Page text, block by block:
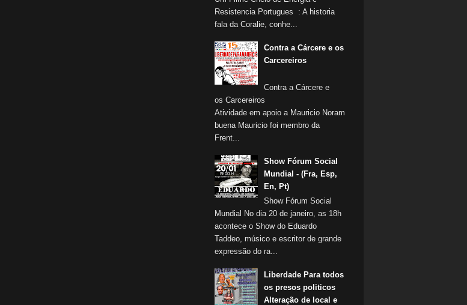
Resistencia Portugues : A historia
fala da Coralie, conhe...
Contra a Cárcere e os
Carcereiros
Contra a Cárcere e
os Carcereiros
Atividade em apoio a Mauricio Noram
buena Mauricio foi membro da
Frent...
Show Fórum Social
Mundial - (Fra, Esp,
En, Pt)
Show Fórum Social
Mundial No dia 20 de janeiro, as 18h
acontece o Show do Eduardo
Taddeo, músico e escritor de grande
expressão do ra...
Liberdade Para todos
os presos politicos
Alteração de local e